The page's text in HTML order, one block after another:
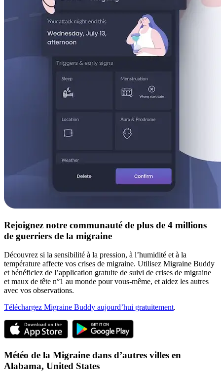
Rejoignez notre communauté de plus de 4 millions
de guerriers de la migraine
Découvrez si la sensibilité à la pression, à l’humidité et à la
température affecte vos crises de migraine. Utilisez Migraine Buddy
et bénéficiez de l’application gratuite de suivi de crises de migraine
et maux de tête n°1 au monde pour vous-même, et aidez les autres
avec vos observations.
Téléchargez Migraine Buddy aujourd’hui gratuitement.
Météo de la Migraine dans d’autres villes en
Alabama, United States